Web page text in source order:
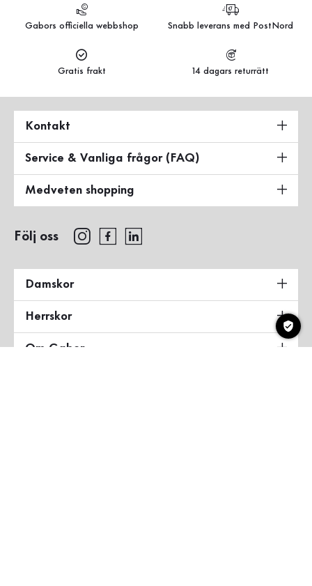
Gabors officiella webbshop Snabb leverans med PostNord
Gratis frakt 14 dagars returrätt
Kontakt
Service & Vanliga frågor (FAQ)
Medveten shopping
Följ oss
Damskor
Herrskor
Om Gabor